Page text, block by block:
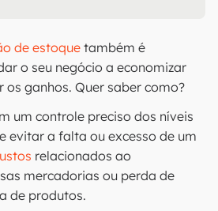
de estoque também é
o seu negócio a economizar
os ganhos. Quer saber como?
um controle preciso dos níveis
evitar a falta ou excesso de um
relacionados ao
mercadorias ou perda de
de produtos.